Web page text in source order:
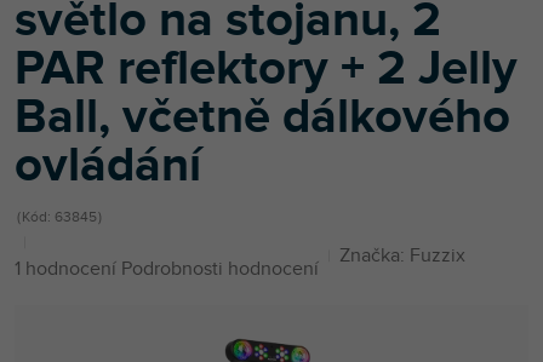
světlo na stojanu, 2
PAR reflektory + 2 Jelly
Ball, včetně dálkového
ovládání
Kód: 63845
Průměrné
1 hodnocení Podrobnosti hodnocení
Značka: Fuzzix